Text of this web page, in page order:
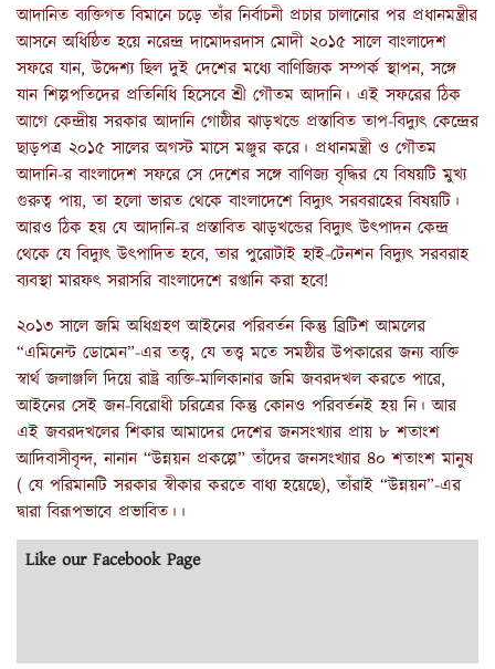
আদানিত ব্যক্তিগত বিমানে চড়ে তাঁর নির্বাচনী প্রচার চালানোর পর প্রধানমন্ত্রীর
আসনে অধিষ্ঠিত হয়ে নরেন্দ্র দামোদরদাস মোদী ২০১৫ সালে বাংলাদেশ
সফরে যান, উদ্দেশ্য ছিল দুই দেশের মধ্যে বাণিজ্যিক সম্পর্ক স্থাপন, সঙ্গে
যান শিল্পপতিদের প্রতিনিধি হিসেবে শ্রী গৌতম আদানি। এই সফরের ঠিক
আগে কেন্দ্রীয় সরকার আদানি গোষ্ঠীর ঝাড়খন্ডে প্রস্তাবিত তাপ-বিদ্যুৎ কেন্দ্রের
ছাড়পত্র ২০১৫ সালের অগস্ট মাসে মঞ্জুর করে। প্রধানমন্ত্রী ও গৌতম
আদানি-র বাংলাদেশ সফরে সে দেশের সঙ্গে বাণিজ্য বৃদ্ধির যে বিষয়টি মুখ্য
গুরুত্ব পায়, তা হলো ভারত থেকে বাংলাদেশে বিদ্যুৎ সরবরাহের বিষয়টি।
আরও ঠিক হয় যে আদানি-র প্রস্তাবিত ঝাড়খন্ডের বিদ্যুৎ উৎপাদন কেন্দ্র
থেকে যে বিদ্যুৎ উৎপাদিত হবে, তার পুরোটাই হাই-টেনশন বিদ্যুৎ সরবরাহ
ব্যবস্থা মারফৎ সরাসরি বাংলাদেশে রপ্তানি করা হবে!
২০১৩ সালে জমি অধিগ্রহণ আইনের পরিবর্তন কিন্তু ব্রিটিশ আমলের
“এমিনেন্ট ডোমেন”-এর তত্ত্ব, যে তত্ত্ব মতে সমষ্ঠীর উপকারের জন্য ব্যক্তি
স্বার্থ জলাঞ্জলি দিয়ে রাষ্ট্র ব্যক্তি-মালিকানার জমি জবরদখল করতে পারে,
আইনের সেই জন-বিরোধী চরিত্রের কিন্তু কোনও পরিবর্তনই হয় নি। আর
এই জবরদখলের শিকার আমাদের দেশের জনসংখ্যার প্রায় ৮ শতাংশ
আদিবাসীবৃন্দ, নানান “উন্নয়ন প্রকল্পে” তাঁদের জনসংখ্যার ৪০ শতাংশ মানুষ
( যে পরিমানটি সরকার স্বীকার করতে বাধ্য হয়েছে), তাঁরাই “উন্নয়ন”-এর
দ্বারা বিরূপভাবে প্রভাবিত। ।
Like our Facebook Page